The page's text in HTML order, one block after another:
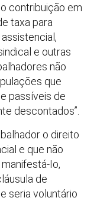
contribuição em
taxa para
e outras
não
que
passíveis de
descontados”.
o direito
e que não
Io,
de
seria voluntário